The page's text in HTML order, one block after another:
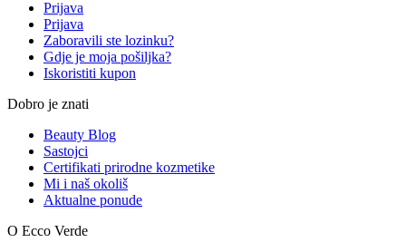
Prijava
Prijava
Zaboravili ste lozinku?
Gdje je moja pošiljka?
Iskoristiti kupon
Dobro je znati
Beauty Blog
Sastojci
Certifikati prirodne kozmetike
Mi i naš okoliš
Aktualne ponude
O Ecco Verde